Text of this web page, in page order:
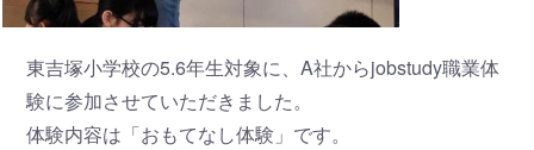
東吉塚小学校の5.6年生対象に、A社からjobstudy職業体
験に参加させていただきました。
体験内容は「おもてなし体験」です。